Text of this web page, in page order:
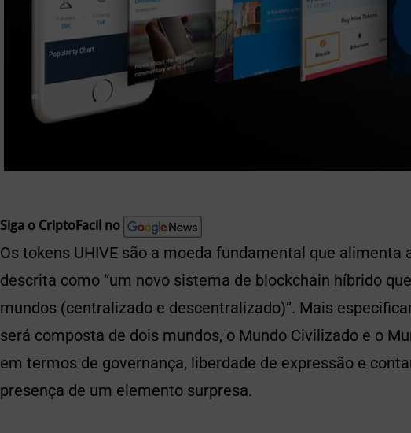
Siga o CriptoFacil no
Os tokens UHIVE são a moeda fundamental que alimenta
descrita como “um novo sistema de blockchain híbrido
mundos (centralizado e descentralizado)”. Mais
será composta de dois mundos, o Mundo Civilizado e o
em termos de governança, liberdade de expressão e
presença de um elemento surpresa.